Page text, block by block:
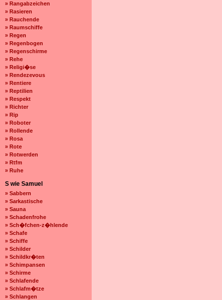
» Rangabzeichen
» Rasieren
» Rauchende
» Raumschiffe
» Regen
» Regenbogen
» Regenschirme
» Rehe
» Religi�se
» Rendezevous
» Rentiere
» Reptilien
» Respekt
» Richter
» Rip
» Roboter
» Rollende
» Rosa
» Rote
» Rotwerden
» Rtfm
» Ruhe
S wie Samuel
» Sabbern
» Sarkastische
» Sauna
» Schadenfrohe
» Sch�fchen-z�hlende
» Schafe
» Schiffe
» Schilder
» Schildkr�ten
» Schimpansen
» Schirme
» Schlafende
» Schlafm�tze
» Schlangen